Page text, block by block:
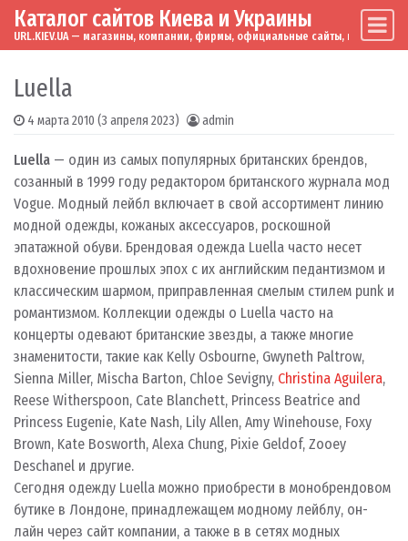
Skip to content
Main Navigation
Каталог сайтов Киева и Украины
URL.KIEV.UA — магазины, компании, фирмы, официальные сайты, мировые
Luella
4 марта 2010 (3 апреля 2023) admin
Luella — один из самых популярных британских брендов,
созанный в 1999 году редактором британского журнала мод
Vogue. Модный лейбл включает в свой ассортимент линию
модной одежды, кожаных аксессуаров, роскошной
эпатажной обуви. Брендовая одежда Luella часто несет
вдохновение прошлых эпох с их английским педантизмом и
классическим шармом, приправленная смелым стилем punk и
романтизмом. Коллекции одежды о Luella часто на
концерты одевают британские звезды, а также многие
знаменитости, такие как Kelly Osbourne, Gwyneth Paltrow,
Sienna Miller, Mischa Barton, Chloe Sevigny, Christina Aguilera,
Reese Witherspoon, Cate Blanchett, Princess Beatrice and
Princess Eugenie, Kate Nash, Lily Allen, Amy Winehouse, Foxy
Brown, Kate Bosworth, Alexa Chung, Pixie Geldof, Zooey
Deschanel и другие.
Сегодня одежду Luella можно приобрести в монобрендовом
бутике в Лондоне, принадлежащем модному лейблу, он-
лайн через сайт компании, а также в в сетях модных